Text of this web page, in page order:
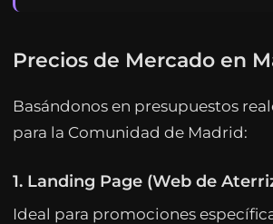
Precios de Mercado en
Basándonos en presupuestos
para la Comunidad de Madrid:
1. Landing Page (Web de
Ideal para promociones